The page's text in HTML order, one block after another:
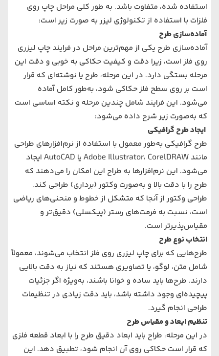
استفاده شده، متفاوت باشد. به طور کلی مراحل چاپ روی
فلزات با استفاده از تکنولوژی لیزر به صورت زیر است:
آماده‌سازی طرح
آماده‌سازی طرح یکی از مهم‌ترین مراحل در فرایند چاپ لیزری
روی فلز است، زیرا دقت و کیفیت حکاکی به خوبی و دقت این
مرحله بستگی دارد. در این مرحله، طرح یا نوشته‌ای که قرار
است بر روی سطح فلز حکاکی شود، به‌طور کامل آماده
می‌شود. این فرایند شامل چندین مرحله و نکته اساسی است
که به‌صورت زیر شرح داده می‌شود:
ایجاد طرح گرافیکی
طرح گرافیکی به‌طور معمول با استفاده از نرم‌افزارهای طراحی
مانند Adobe Illustrator، CorelDRAW یا AutoCAD ایجاد
می‌شود. این نرم‌افزارها به طراح این امکان را می‌دهند که
طرح را با دقت بالا و به‌صورت وکتور (برداری) طراحی کند.
طراحی وکتور از آنجا که متشکل از خطوط و منحنی‌های ریاضی
است، نسبت به فرمت‌های رستر (پیکسلی) دقیق‌تر و
مقیاس‌پذیرتر است.
انتخاب نوع طرح
طرح‌هایی که برای چاپ لیزری روی فلز انتخاب می‌شوند، معمولاً
شامل متن، لوگو، یا تصاویری هستند که نیاز به دقت بالایی
دارند. طرح‌ها باید ساده و خوانا باشند، به‌ویژه اگر جزئیات
پیچیده‌ای وجود داشته باشد، باید دقت زیادی در تنظیمات
طراحی انجام گیرد.
تنظیم ابعاد و مقیاس طرح
در این مرحله، طراح باید ابعاد دقیق طرح را با ابعاد قطعه فلزی
که قرار است حکاکی روی آن انجام شود، تطبیق دهد. این